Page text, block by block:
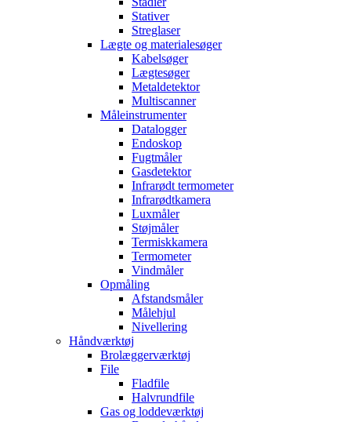
Stativer
Streglaser
Lægte og materialesøger
Kabelsøger
Lægtesøger
Metaldetektor
Multiscanner
Måleinstrumenter
Datalogger
Endoskop
Fugtmåler
Gasdetektor
Infrarødt termometer
Infrarødtkamera
Luxmåler
Støjmåler
Termiskkamera
Termometer
Vindmåler
Opmåling
Afstandsmåler
Målehjul
Nivellering
Håndværktøj
Brolæggerværktøj
File
Fladfile
Halvrundfile
Gas og loddeværktøj